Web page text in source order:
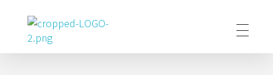
Poder Agropecuario